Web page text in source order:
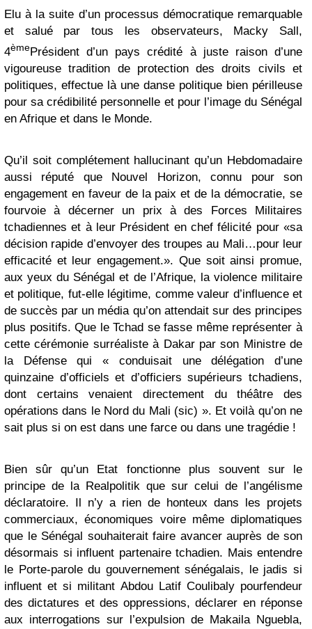
Elu à la suite d’un processus démocratique remarquable
et salué par tous les observateurs, Macky Sall,
4èmePrésident d’un pays crédité à juste raison d’une
vigoureuse tradition de protection des droits civils et
politiques, effectue là une danse politique bien périlleuse
pour sa crédibilité personnelle et pour l’image du Sénégal
en Afrique et dans le Monde.
Qu’il soit complétement hallucinant qu’un Hebdomadaire
aussi réputé que Nouvel Horizon, connu pour son
engagement en faveur de la paix et de la démocratie, se
fourvoie à décerner un prix à des Forces Militaires
tchadiennes et à leur Président en chef félicité pour «sa
décision rapide d’envoyer des troupes au Mali…pour leur
efficacité et leur engagement.». Que soit ainsi promue,
aux yeux du Sénégal et de l’Afrique, la violence militaire
et politique, fut-elle légitime, comme valeur d’influence et
de succès par un média qu’on attendait sur des principes
plus positifs. Que le Tchad se fasse même représenter à
cette cérémonie surréaliste à Dakar par son Ministre de
la Défense qui « conduisait une délégation d’une
quinzaine d’officiels et d’officiers supérieurs tchadiens,
dont certains venaient directement du théâtre des
opérations dans le Nord du Mali (sic) ». Et voilà qu’on ne
sait plus si on est dans une farce ou dans une tragédie !
Bien sûr qu’un Etat fonctionne plus souvent sur le
principe de la Realpolitik que sur celui de l’angélisme
déclaratoire. Il n’y a rien de honteux dans les projets
commerciaux, économiques voire même diplomatiques
que le Sénégal souhaiterait faire avancer auprès de son
désormais si influent partenaire tchadien. Mais entendre
le Porte-parole du gouvernement sénégalais, le jadis si
influent et si militant Abdou Latif Coulibaly pourfendeur
des dictatures et des oppressions, déclarer en réponse
aux interrogations sur l’expulsion de Makaila Nguebla,